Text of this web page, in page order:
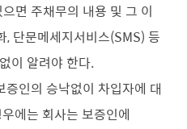
면 주채무의 내용 및 그 이
, 단문메세지서비스(SMS) 등
이 알려야 한다.
인의 승낙없이 차입자에 대
에는 회사는 보증인에